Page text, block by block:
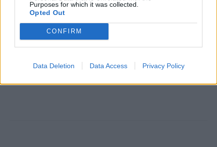
Purposes for which it was collected.
Opted Out
CONFIRM
Data Deletion Data Access Privacy Policy